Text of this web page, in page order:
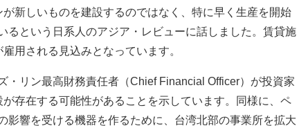
新しいものを建設するのではなく、特に早く生産を開始
るという日系人のアジア・レビューに話しました。賃貸施
用される見込みとなっています。
・リン最高財務責任者（Chief Financial Officer）が投資家
存在する可能性があることを示しています。同様に、ペ
影響を受ける機器を作るために、台湾北部の事業所を拡大